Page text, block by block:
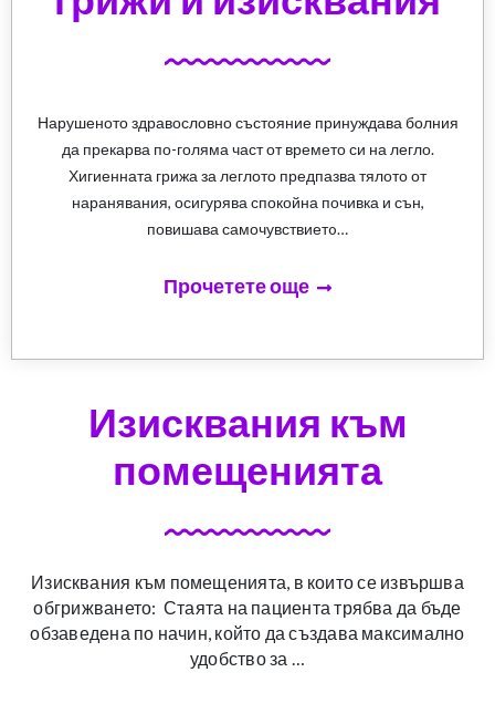
Нарушеното здравословно състояние принуждава болния
да прекарва по-голяма част от времето си на легло.
Хигиенната грижа за леглото предпазва тялото от
наранявания, осигурява спокойна почивка и сън,
повишава самочувствиетo…
Прочетете още
Изисквания към
помещенията
Изисквания към помещенията, в които се извършва
обгрижването: Стаята на пациента трябва да бъде
обзаведена по начин, който да създава максимално
удобство за …